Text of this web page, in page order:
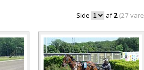
Side af2 (27